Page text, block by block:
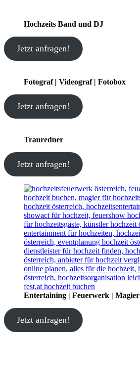
Hochzeits Band und DJ
Jetzt anfragen!
Fotograf | Videograf | Fotobox
Jetzt anfragen!
Trauredner
Jetzt anfragen!
Entertaining | Feuerwerk | Magier
Jetzt anfragen!